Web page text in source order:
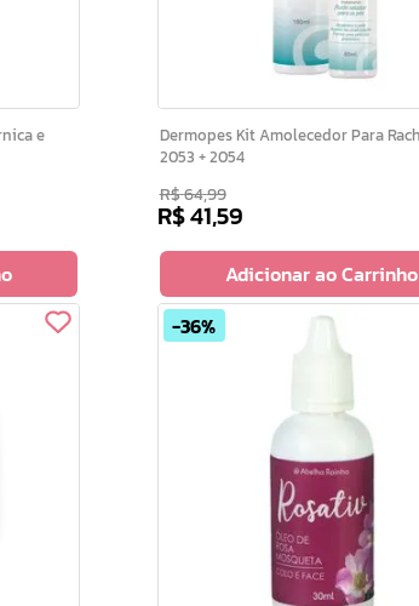
Dermopes Kit Amolecedor Para Rachaduras
2053 + 2054
R$64,99
R$41,59
Adicionar ao Carrinho
36%